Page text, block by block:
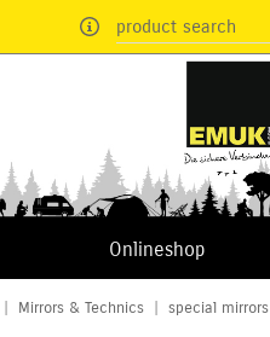
product search
Onlineshop
Mirrors & Technics special mirrors